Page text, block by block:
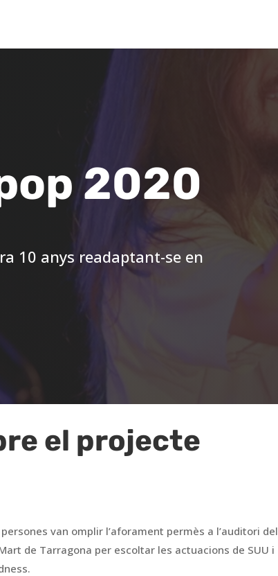
2020
10 anys readaptant-se en
el projecte
van omplir l’aforament permès a l’auditori del
de Tarragona per escoltar les actuacions de SUU i